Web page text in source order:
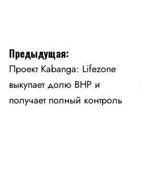
Навигация
по
записям
Предыдущая:
Проект Kabanga: Lifezone
выкупает долю BHP и
получает полный контроль